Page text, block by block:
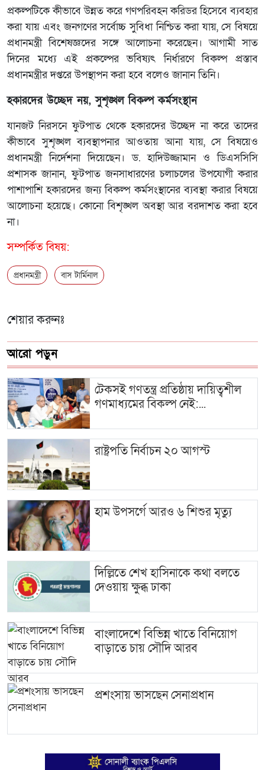
প্রকল্পটিকে কীভাবে উন্নত করে গণপরিবহন করিডর হিসেবে ব্যবহার
করা যায় এবং জনগণের সর্বোচ্চ সুবিধা নিশ্চিত করা যায়, সে বিষয়ে
প্রধানমন্ত্রী বিশেষজ্ঞদের সঙ্গে আলোচনা করেছেন। আগামী সাত
দিনের মধ্যে এই প্রকল্পের ভবিষ্যৎ নির্ধারণে বিকল্প প্রস্তাব
প্রধানমন্ত্রীর দপ্তরে উপস্থাপন করা হবে বলেও জানান তিনি।
হকারদের উচ্ছেদ নয়, সুশৃঙ্খল বিকল্প কর্মসংস্থান
যানজট নিরসনে ফুটপাত থেকে হকারদের উচ্ছেদ না করে তাদের
কীভাবে সুশৃঙ্খল ব্যবস্থাপনার আওতায় আনা যায়, সে বিষয়েও
প্রধানমন্ত্রী নির্দেশনা দিয়েছেন। ড. হাদিউজ্জামান ও ডিএসসিসি
প্রশাসক জানান, ফুটপাত জনসাধারণের চলাচলের উপযোগী করার
পাশাপাশি হকারদের জন্য বিকল্প কর্মসংস্থানের ব্যবস্থা করার বিষয়ে
আলোচনা হয়েছে। কোনো বিশৃঙ্খল অবস্থা আর বরদাশত করা হবে
না।
সম্পর্কিত বিষয়:
প্রধানমন্ত্রী বাস টার্মিনাল
শেয়ার করুনঃ
আরো পড়ুন
টেকসই গণতন্ত্র প্রতিষ্ঠায় দায়িত্বশীল
গণমাধ্যমের বিকল্প নেই:...
রাষ্ট্রপতি নির্বাচন ২০ আগস্ট
হাম উপসর্গে আরও ৬ শিশুর মৃত্যু
দিল্লিতে শেখ হাসিনাকে কথা বলতে
দেওয়ায় ক্ষুব্ধ ঢাকা
বাংলাদেশে বিভিন্ন খাতে বিনিয়োগ
বাড়াতে চায় সৌদি আরব
প্রশংসায় ভাসছেন সেনাপ্রধান